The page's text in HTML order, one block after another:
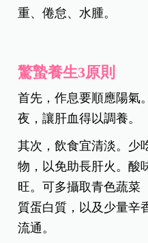
重、倦怠、水腫。
驚蟄養生3原則
首先，作息要順應陽氣
夜，讓肝血得以調養。
其次，飲食宜清淡。少
物，以免助長肝火。酸
旺。可多攝取青色蔬菜
質蛋白質，以及少量辛
流通。